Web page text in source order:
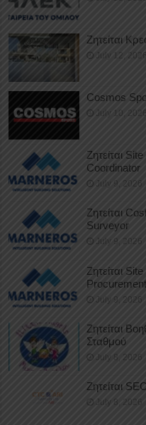
Ζητείται
July 12, 2026
Cosmos
July 10, 2026
Ζητείται
Coordinator
July 9, 2026
Ζητείται
Surveyor
July 9, 2026
Ζητείται
July 9, 2026
Ζητείται
Σταθμού
July 8, 2026
Ζητείται
July 8, 2026